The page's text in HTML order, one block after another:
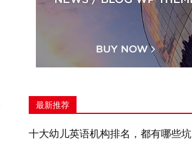
最新推荐
十大幼儿英语机构排名，都有哪些坑